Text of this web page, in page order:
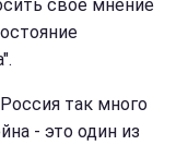
свое мнение
так много
- это один из